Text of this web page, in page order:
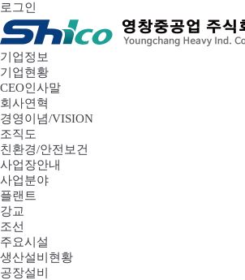
로그인
기업정보
기업현황
CEO인사말
회사연혁
경영이념/VISION
조직도
친환경/안전보건
사업장안내
사업분야
플랜트
강교
조선
주요시설
생산설비현황
공장설비